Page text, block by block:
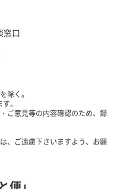
窓口
除く。
。
ご意見等の内容確認のため、録
、ご遠慮下さいますよう、お願